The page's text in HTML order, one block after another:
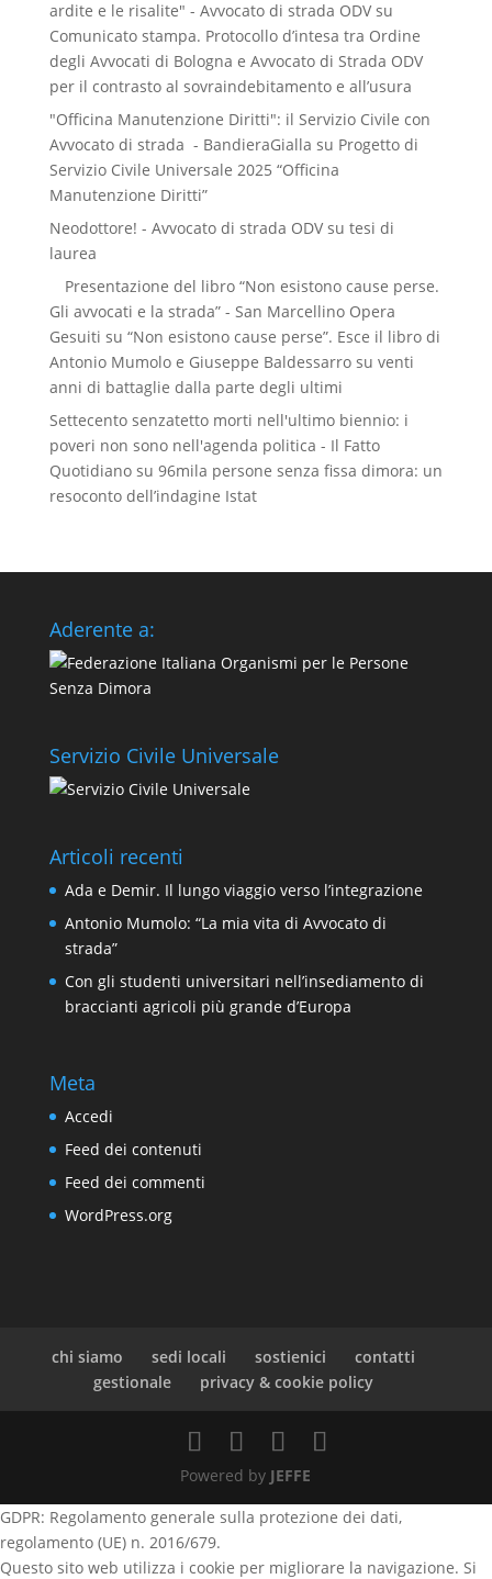
ardite e le risalite" - Avvocato di strada ODVsu
Comunicato stampa. Protocollo d’intesa tra Ordine
degli Avvocati di Bologna e Avvocato di Strada ODV
per il contrasto al sovraindebitamento e all’usura
"Officina Manutenzione Diritti": il Servizio Civile con
Avvocato di strada - BandieraGialla su Progetto di
Servizio Civile Universale 2025 “Officina
Manutenzione Diritti”
Neodottore! - Avvocato di strada ODVsu tesi di
laurea
Presentazione del libro “Non esistono cause perse.
Gli avvocati e la strada” - San Marcellino Opera
Gesuiti su “Non esistono cause perse”. Esce il libro di
Antonio Mumolo e Giuseppe Baldessarro su venti
anni di battaglie dalla parte degli ultimi
Settecento senzatetto morti nell'ultimo biennio: i
poveri non sono nell'agenda politica - Il Fatto
Quotidianosu 96mila persone senza fissa dimora: un
resoconto dell’indagine Istat
Aderente a:
Servizio Civile Universale
Articoli recenti
Ada e Demir. Il lungo viaggio verso l’integrazione
Antonio Mumolo: “La mia vita di Avvocato di
strada”
Con gli studenti universitari nell’insediamento di
braccianti agricoli più grande d’Europa
Meta
Accedi
Feed dei contenuti
Feed dei commenti
WordPress.org
chi siamo sedi locali sostienici
contatti
gestionale
privacy & cookie policy
Powered by JEFFE
GDPR: Regolamento generale sulla protezione dei dati,
regolamento (UE) n. 2016/679.
Questo sito web utilizza i cookie per migliorare la navigazione. Si